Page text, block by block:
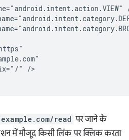
"
/>
read पर जाने के
में मौजूद किसी लिंक पर क्लिक करता